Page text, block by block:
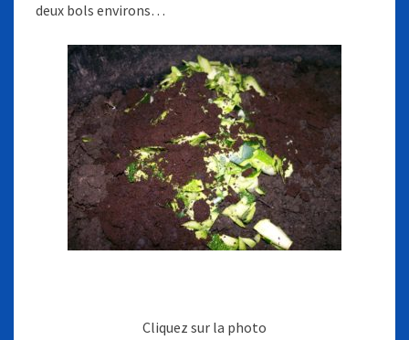
deux bols environs…
Cliquez sur la photo